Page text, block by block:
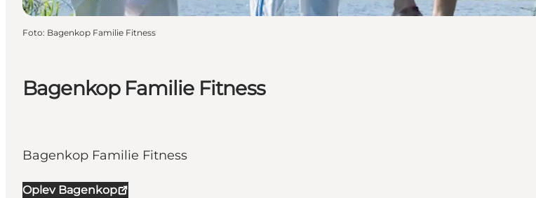
Bagenkop Familie Fitness
Bagenkop Familie Fitness
Oplev Bagenkop
Foto: Bagenkop Familie Fitness